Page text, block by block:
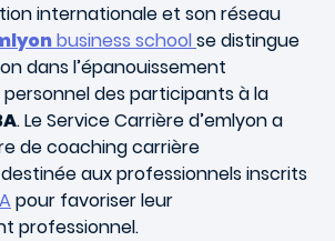
internationale et son réseau
business school se distingue
dans l’épanouissement
des participants à la
. Le Service Carrière d’emlyon a
de coaching carrière
aux professionnels inscrits
pour favoriser leur
professionnel.